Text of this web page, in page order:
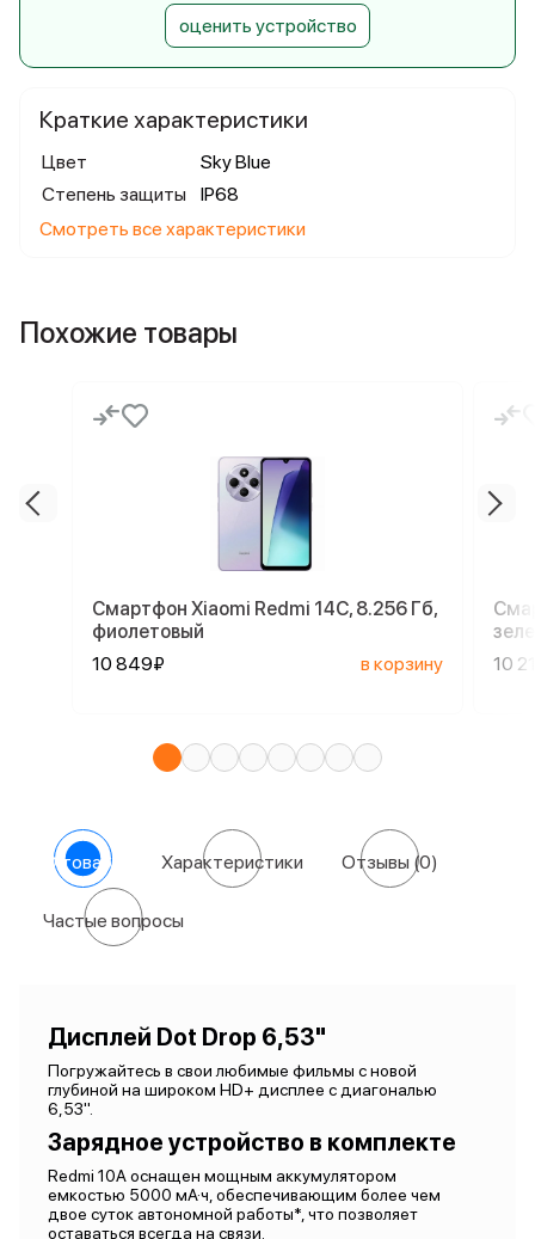
Краткие характеристики
Цвет
Sky Blue
Степень защиты
IP68
Смотреть все характеристики
оценить устройство
Похожие товары
Смартфон Xiaomi Redmi 14C, 8.256 Гб,
фиолетовый
10 849₽
в корзину
10
О товаре Характеристики Отзывы (0)
Частые вопросы
Дисплей Dot Drop 6,53"
Погружайтесь в свои любимые фильмы с новой
глубиной на широком HD+ дисплее с диагональю
6,53".
Зарядное устройство в комплекте
Redmi 10A оснащен мощным аккумулятором
емкостью 5000 мА·ч, обеспечивающим более чем
двое суток автономной работы*, что позволяет
оставаться всегда на связи.